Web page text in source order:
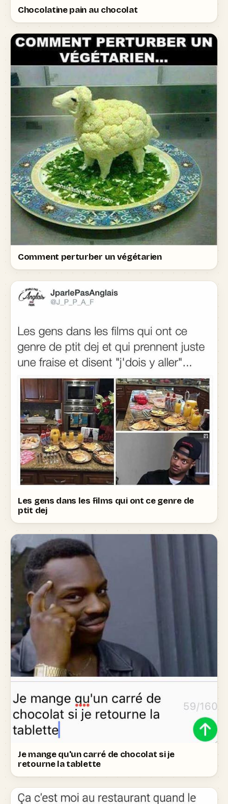
Chocolatine pain au chocolat
Comment perturber un végétarien
Les gens dans les films qui ont ce genre de
ptit dej
Je mange qu'un carré de chocolat si je
retourne la tablette